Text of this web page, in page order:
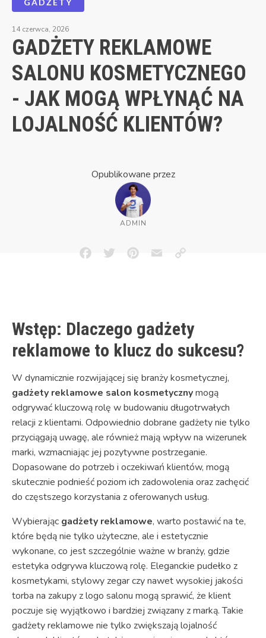
GADŻETY
14 czerwca, 2026
GADŻETY REKLAMOWE
SALONU KOSMETYCZNEGO
- JAK MOGĄ WPŁYNĄĆ NA
LOJALNOŚĆ KLIENTÓW?
Opublikowane przez
ADMIN
FacebookTwitterPinterestEmailCopy
Wstęp: Dlaczego gadżety
reklamowe to klucz do sukcesu?
W dynamicznie rozwijającej się branży kosmetycznej,
gadżety reklamowe salon kosmetycznymogą
odgrywać kluczową rolę w budowaniu długotrwałych
relacji z klientami. Odpowiednio dobrane gadżety nie tylko
przyciągają uwagę, ale również mają wpływ na wizerunek
marki, wzmacniając jej pozytywne postrzeganie.
Dopasowane do potrzeb i oczekiwań klientów, mogą
skutecznie podnieść poziom ich zadowolenia oraz zachęcić
do częstszego korzystania z oferowanych usług.
Wybierając gadżety reklamowe, warto postawić na te,
które będą nie tylko użyteczne, ale i estetycznie
wykonane, co jest szczególnie ważne w branży, gdzie
estetyka odgrywa kluczową rolę. Eleganckie pudełko z
kosmetykami, stylowy zegar czy nawet wysokiej jakości
torba na zakupy z logo salonu mogą sprawić, że klient
poczuje się wyjątkowo i bardziej związany z marką. Takie
gadżety reklamowe nie tylko zwiększają lojalność